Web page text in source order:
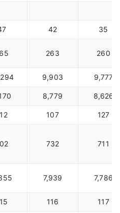
42 35
263 260
9,903 9,777
8,779 8,626
107 127
732 711
7,939 7,786
116 117